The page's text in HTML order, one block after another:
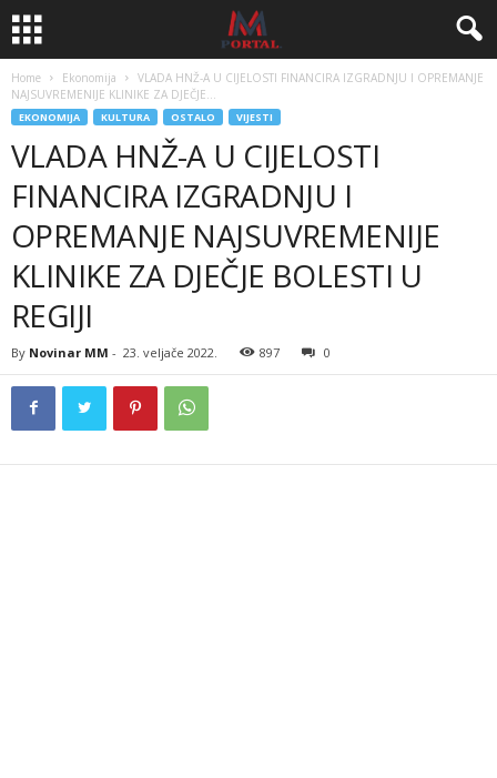
Home Ekonomija
VLADA HNŽ-A U CIJELOSTI FINANCIRA IZGRADNJU I OPREMANJE
NAJSUVREMENIJE KLINIKE ZA DJEČJE...
EKONOMIJA KULTURA OSTALO VIJESTI
VLADA HNŽ-A U CIJELOSTI
FINANCIRA IZGRADNJU I
OPREMANJE NAJSUVREMENIJE
KLINIKE ZA DJEČJE BOLESTI U
REGIJI
By Novinar MM - 23. veljače 2022. 897 0